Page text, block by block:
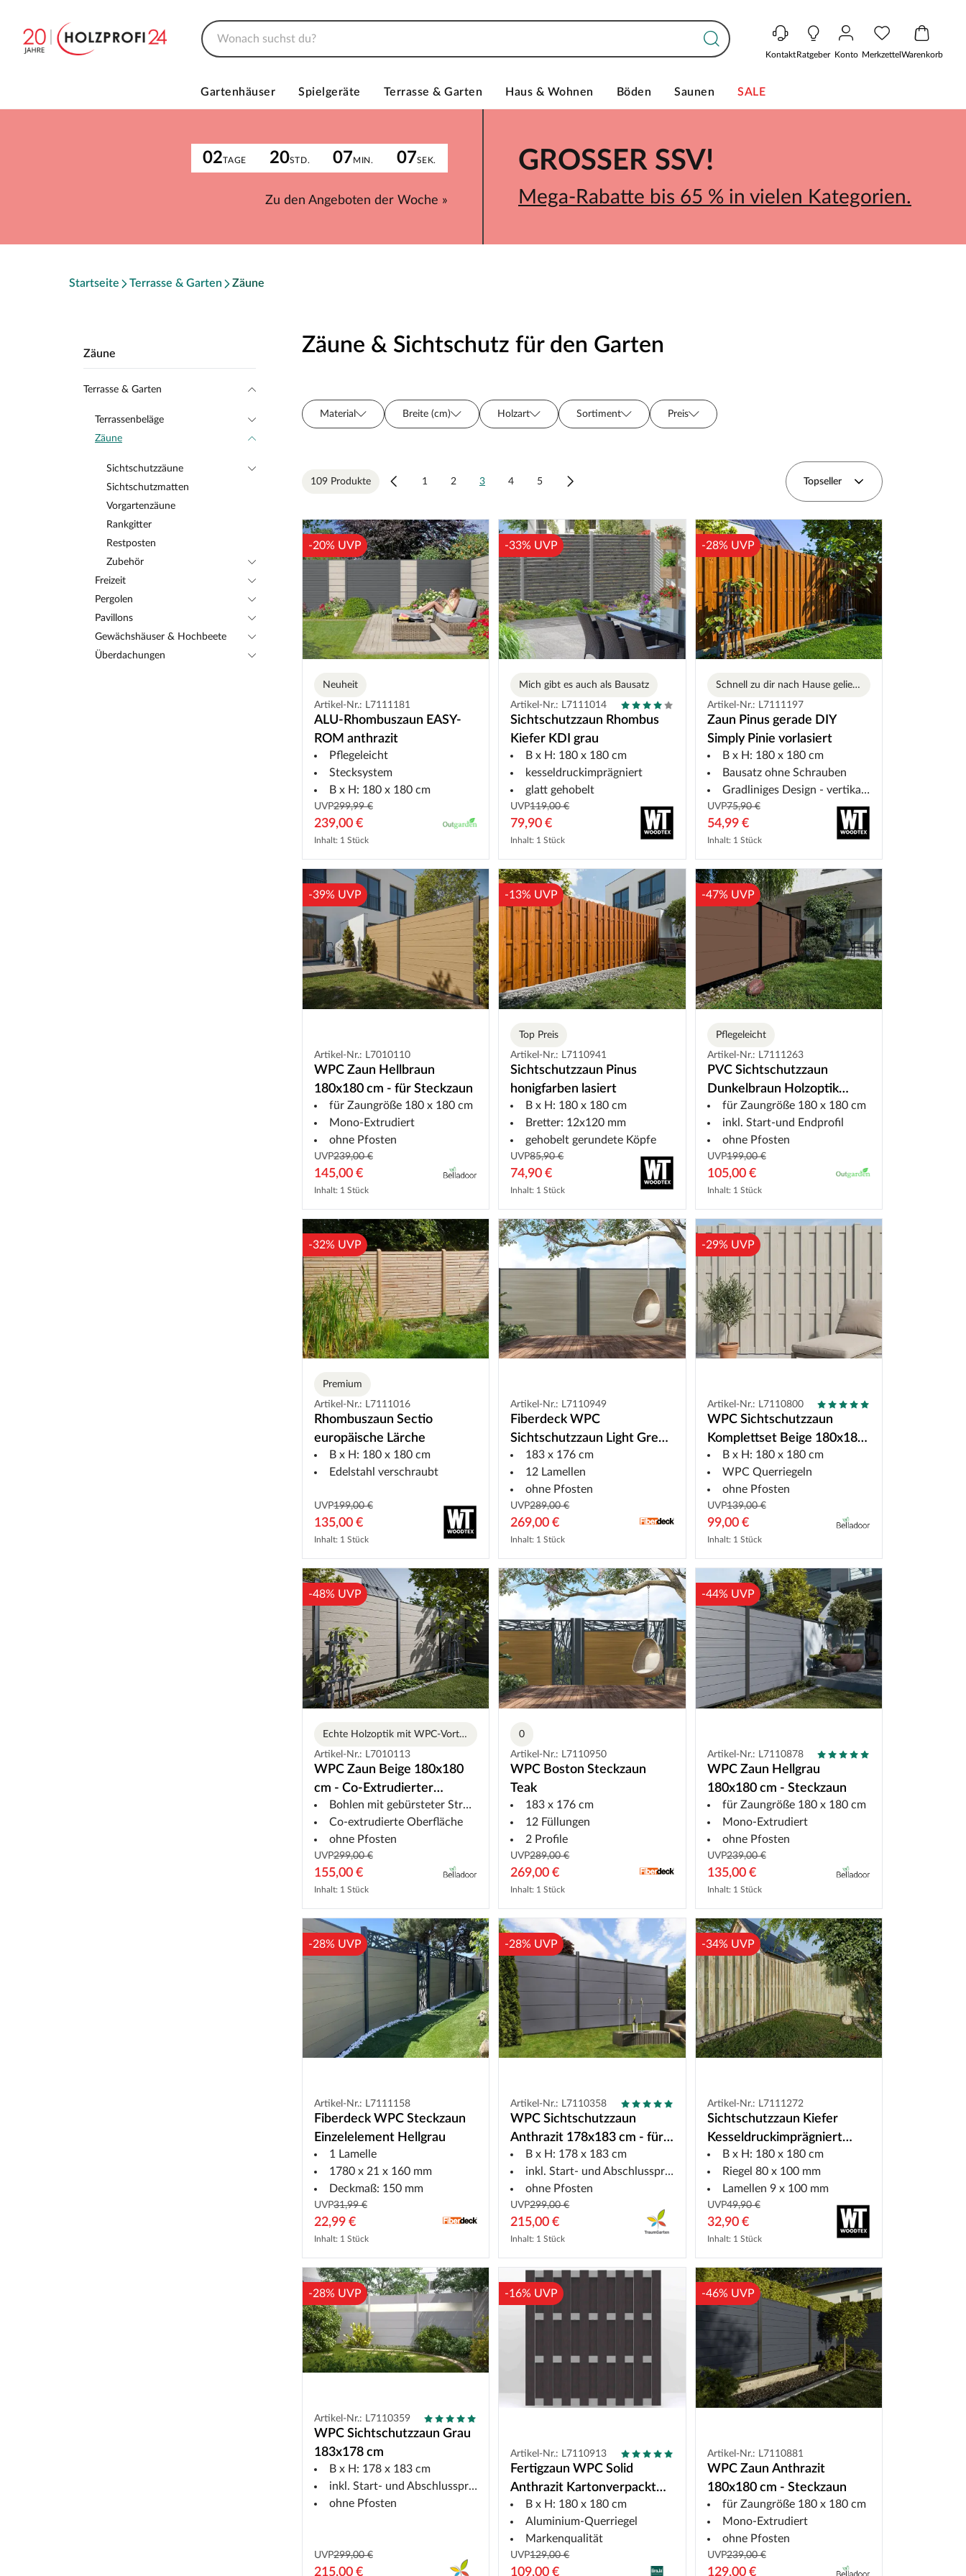
KontaktRatgeber Konto MerkzettelWarenkorb
Gartenhäuser Spielgeräte Terrasse & Garten Haus & Wohnen Böden Saunen SALE
02TAGE 20STD. 07MIN. 07SEK.
Zu den Angeboten der Woche »
GROSSER SSV!
Mega-Rabatte bis 65 % in vielen Kategorien.
Startseite Terrasse & Garten Zäune
Zäune
Terrasse & Garten
Terrassenbeläge
Zäune
Sichtschutzzäune
Sichtschutzmatten
Vorgartenzäune
Rankgitter
Restposten
Zubehör
Freizeit
Pergolen
Pavillons
Gewächshäuser & Hochbeete
Überdachungen
Zäune & Sichtschutz für den Garten
Material Breite (cm) Holzart Sortiment Preis
109 Produkte 1 2 3 4 5 Topseller
-20% UVP
Neuheit
Artikel-Nr.: L7111181
ALU-Rhombuszaun EASY-
ROM anthrazit
Pflegeleicht
Stecksystem
B x H: 180 x 180 cm
UVP299,99 €
239,00 €
Inhalt: 1 Stück
-33% UVP
Mich gibt es auch als Bausatz
Artikel-Nr.: L7111014
Sichtschutzzaun Rhombus
Kiefer KDI grau
B x H: 180 x 180 cm
kesseldruckimprägniert
glatt gehobelt
UVP119,00 €
79,90 €
Inhalt: 1 Stück
-28% UVP
Schnell zu dir nach Hause geliefert
Artikel-Nr.: L7111197
Zaun Pinus gerade DIY
Simply Pinie vorlasiert
B x H: 180 x 180 cm
Bausatz ohne Schrauben
Gradliniges Design - vertikal und horizontal montierbar
UVP75,90 €
54,99 €
Inhalt: 1 Stück
-39% UVP
Artikel-Nr.: L7010110
WPC Zaun Hellbraun
180x180 cm - für Steckzaun
für Zaungröße 180 x 180 cm
Mono-Extrudiert
ohne Pfosten
UVP239,00 €
145,00 €
Inhalt: 1 Stück
-13% UVP
Top Preis
Artikel-Nr.: L7110941
Sichtschutzzaun Pinus
honigfarben lasiert
B x H: 180 x 180 cm
Bretter: 12x120 mm
gehobelt gerundete Köpfe
UVP85,90 €
74,90 €
Inhalt: 1 Stück
-47% UVP
Pflegeleicht
Artikel-Nr.: L7111263
PVC Sichtschutzzaun
Dunkelbraun Holzoptik
Eiche 180x180 cm -
Steckzaun
für Zaungröße 180 x 180 cm
inkl. Start-und Endprofil
ohne Pfosten
UVP199,00 €
105,00 €
Inhalt: 1 Stück
-32% UVP
Premium
Artikel-Nr.: L7111016
Rhombuszaun Sectio
europäische Lärche
B x H: 180 x 180 cm
Edelstahl verschraubt
UVP199,00 €
135,00 €
Inhalt: 1 Stück
Artikel-Nr.: L7110949
Fiberdeck WPC
Sichtschutzzaun Light Grey
Boston 183x176 cm
183 x 176 cm
12 Lamellen
ohne Pfosten
UVP289,00 €
269,00 €
Inhalt: 1 Stück
-29% UVP
Artikel-Nr.: L7110800
WPC Sichtschutzzaun
Komplettset Beige 180x180
cm DIY Bausatz
B x H: 180 x 180 cm
WPC Querriegeln
ohne Pfosten
UVP139,00 €
99,00 €
Inhalt: 1 Stück
-48% UVP
Echte Holzoptik mit WPC-Vorteilen
Artikel-Nr.: L7010113
WPC Zaun Beige 180x180
cm - Co-Extrudierter
Steckzaun
Bohlen mit gebürsteter Struktur
Co-extrudierte Oberfläche
ohne Pfosten
UVP299,00 €
155,00 €
Inhalt: 1 Stück
0
Artikel-Nr.: L7110950
WPC Boston Steckzaun
Teak
183 x 176 cm
12 Füllungen
2 Profile
UVP289,00 €
269,00 €
Inhalt: 1 Stück
-44% UVP
Artikel-Nr.: L7110878
WPC Zaun Hellgrau
180x180 cm - Steckzaun
für Zaungröße 180 x 180 cm
Mono-Extrudiert
ohne Pfosten
UVP239,00 €
135,00 €
Inhalt: 1 Stück
-28% UVP
Artikel-Nr.: L7111158
Fiberdeck WPC Steckzaun
Einzelelement Hellgrau
1 Lamelle
1780 x 21 x 160 mm
Deckmaß: 150 mm
UVP31,99 €
22,99 €
Inhalt: 1 Stück
-28% UVP
Artikel-Nr.: L7110358
WPC Sichtschutzzaun
Anthrazit 178x183 cm - für
Steckzaun
B x H: 178 x 183 cm
inkl. Start- und Abschlussprofil anthrazit
ohne Pfosten
UVP299,00 €
215,00 €
Inhalt: 1 Stück
-34% UVP
Artikel-Nr.: L7111272
Sichtschutzzaun Kiefer
Kesseldruckimprägniert
grünB x H: 180 x 180 cm
Riegel 80 x 100 mm
Lamellen 9 x 100 mm
UVP49,90 €
32,90 €
Inhalt: 1 Stück
-28% UVP
Artikel-Nr.: L7110359
WPC Sichtschutzzaun Grau
183x178 cm
B x H: 178 x 183 cm
inkl. Start- und Abschlussprofil silber
ohne Pfosten
UVP299,00 €
215,00 €
-16% UVP
Artikel-Nr.: L7110913
Fertigzaun WPC Solid
Anthrazit Kartonverpackt
als Bausatz
B x H: 180 x 180 cm
Aluminium-Querriegel
Markenqualität
UVP129,00 €
109,00 €
-46% UVP
Artikel-Nr.: L7110881
WPC Zaun Anthrazit
180x180 cm - Steckzaun
für Zaungröße 180 x 180 cm
Mono-Extrudiert
ohne Pfosten
UVP239,00 €
129,00 €